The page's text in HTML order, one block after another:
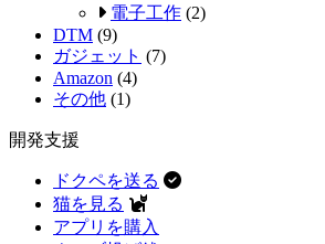
電子工作 (2)
DTM (9)
ガジェット (7)
Amazon (4)
その他 (1)
開発支援
ドクペを送る
猫を見る
アプリを購入